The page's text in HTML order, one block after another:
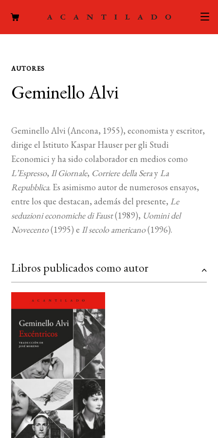
ACTUALIDAD
menú
LA EDITORIAL
hijo
FOREIGN RIGHTS
CONTACTO
MI CUENTA
LISTA DE LIBROS
AUTORES
Geminello Alvi
Geminello Alvi (Ancona, 1955), economista y escritor,
dirige el Istituto Kaspar Hauser per gli Studi
Economici y ha sido colaborador en medios como
L’Espresso, Il Giornale, Corriere della Seray La
Repubblica. Es asimismo autor de numerosos ensayos,
entre los que destacan, además del presente, Le
seduzioni economiche di Faust(1989), Uomini del
Novecento(1995) e Il secolo americano(1996).
Libros publicados como autor